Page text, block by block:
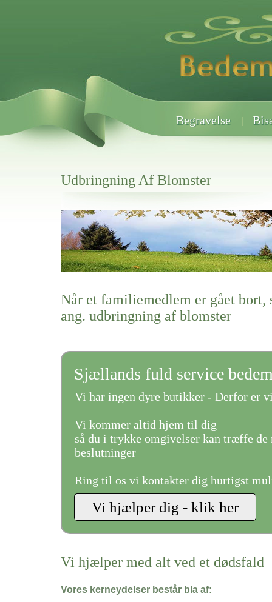
Begravelse
Udbringning Af Blomster
Her hos os får du altid en god afslutning når det gælder
Udbringning Af Blomster
vi hjælper i alle faser af begravelsel
Når et familiemedlem er gået bort,
ang. udbringning af blomster
Sjællands fuld service
Vi har ingen dyre butikker - Derfor er
Vi kommer altid hjem til dig
så du i trykke omgivelser kan træffe de
beslutninger
Ring til os vi kontakter dig hurtigst
Vi hjælper med alt ved et dødsfald
Vores kerneydelser består bla af: